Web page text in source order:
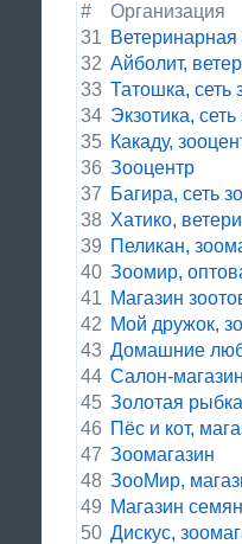
#
Организация
31 Ветеринарная
32 Айболит,
33 Татошка, сеть
34 Экзотика,
35 Какаду,
36 Зооцентр
37 Багира, сеть
38 Хатико,
39 Пеликан,
40 Зоомир,
41 Магазин
42 Мой дружок,
43 Домашние
44 Салон-магазин
45 Золотая
46 Пёс и кот,
47 Зоомагазин
48 ЗооМир,
49 Магазин
50 Дискус,